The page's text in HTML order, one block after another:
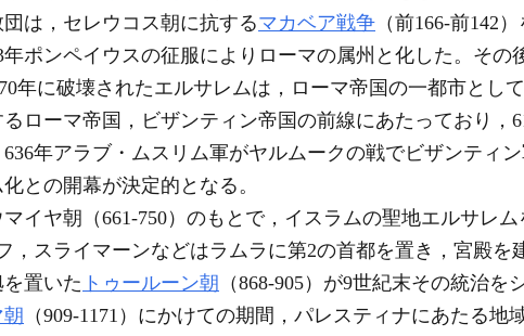
は，セレウコス朝に抗するマカベア戦争 （前166-前142
ポンペイウスの征服によりローマの属州と化した。その
70年に破壊されたエルサレムは，ローマ帝国の一都市とし
ローマ帝国，ビザンティン帝国の前線にあたっており，
年アラブ・ムスリム軍がヤルムークの戦でビザンティ
との開幕が決定的となる。
イヤ朝（661-750）のもとで，イスラムの聖地エルサレ
，スライマーンなどはラムラに第2の首都を置き，宮殿を
置いた トゥールーン朝 （868-905）が9世紀末その統治
（909-1171）にかけての期間，パレスティナにあたる地